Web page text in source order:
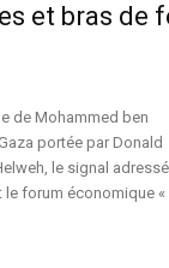
et bras de
de Mohammed ben
portée par Donald
le signal
le forum économique «